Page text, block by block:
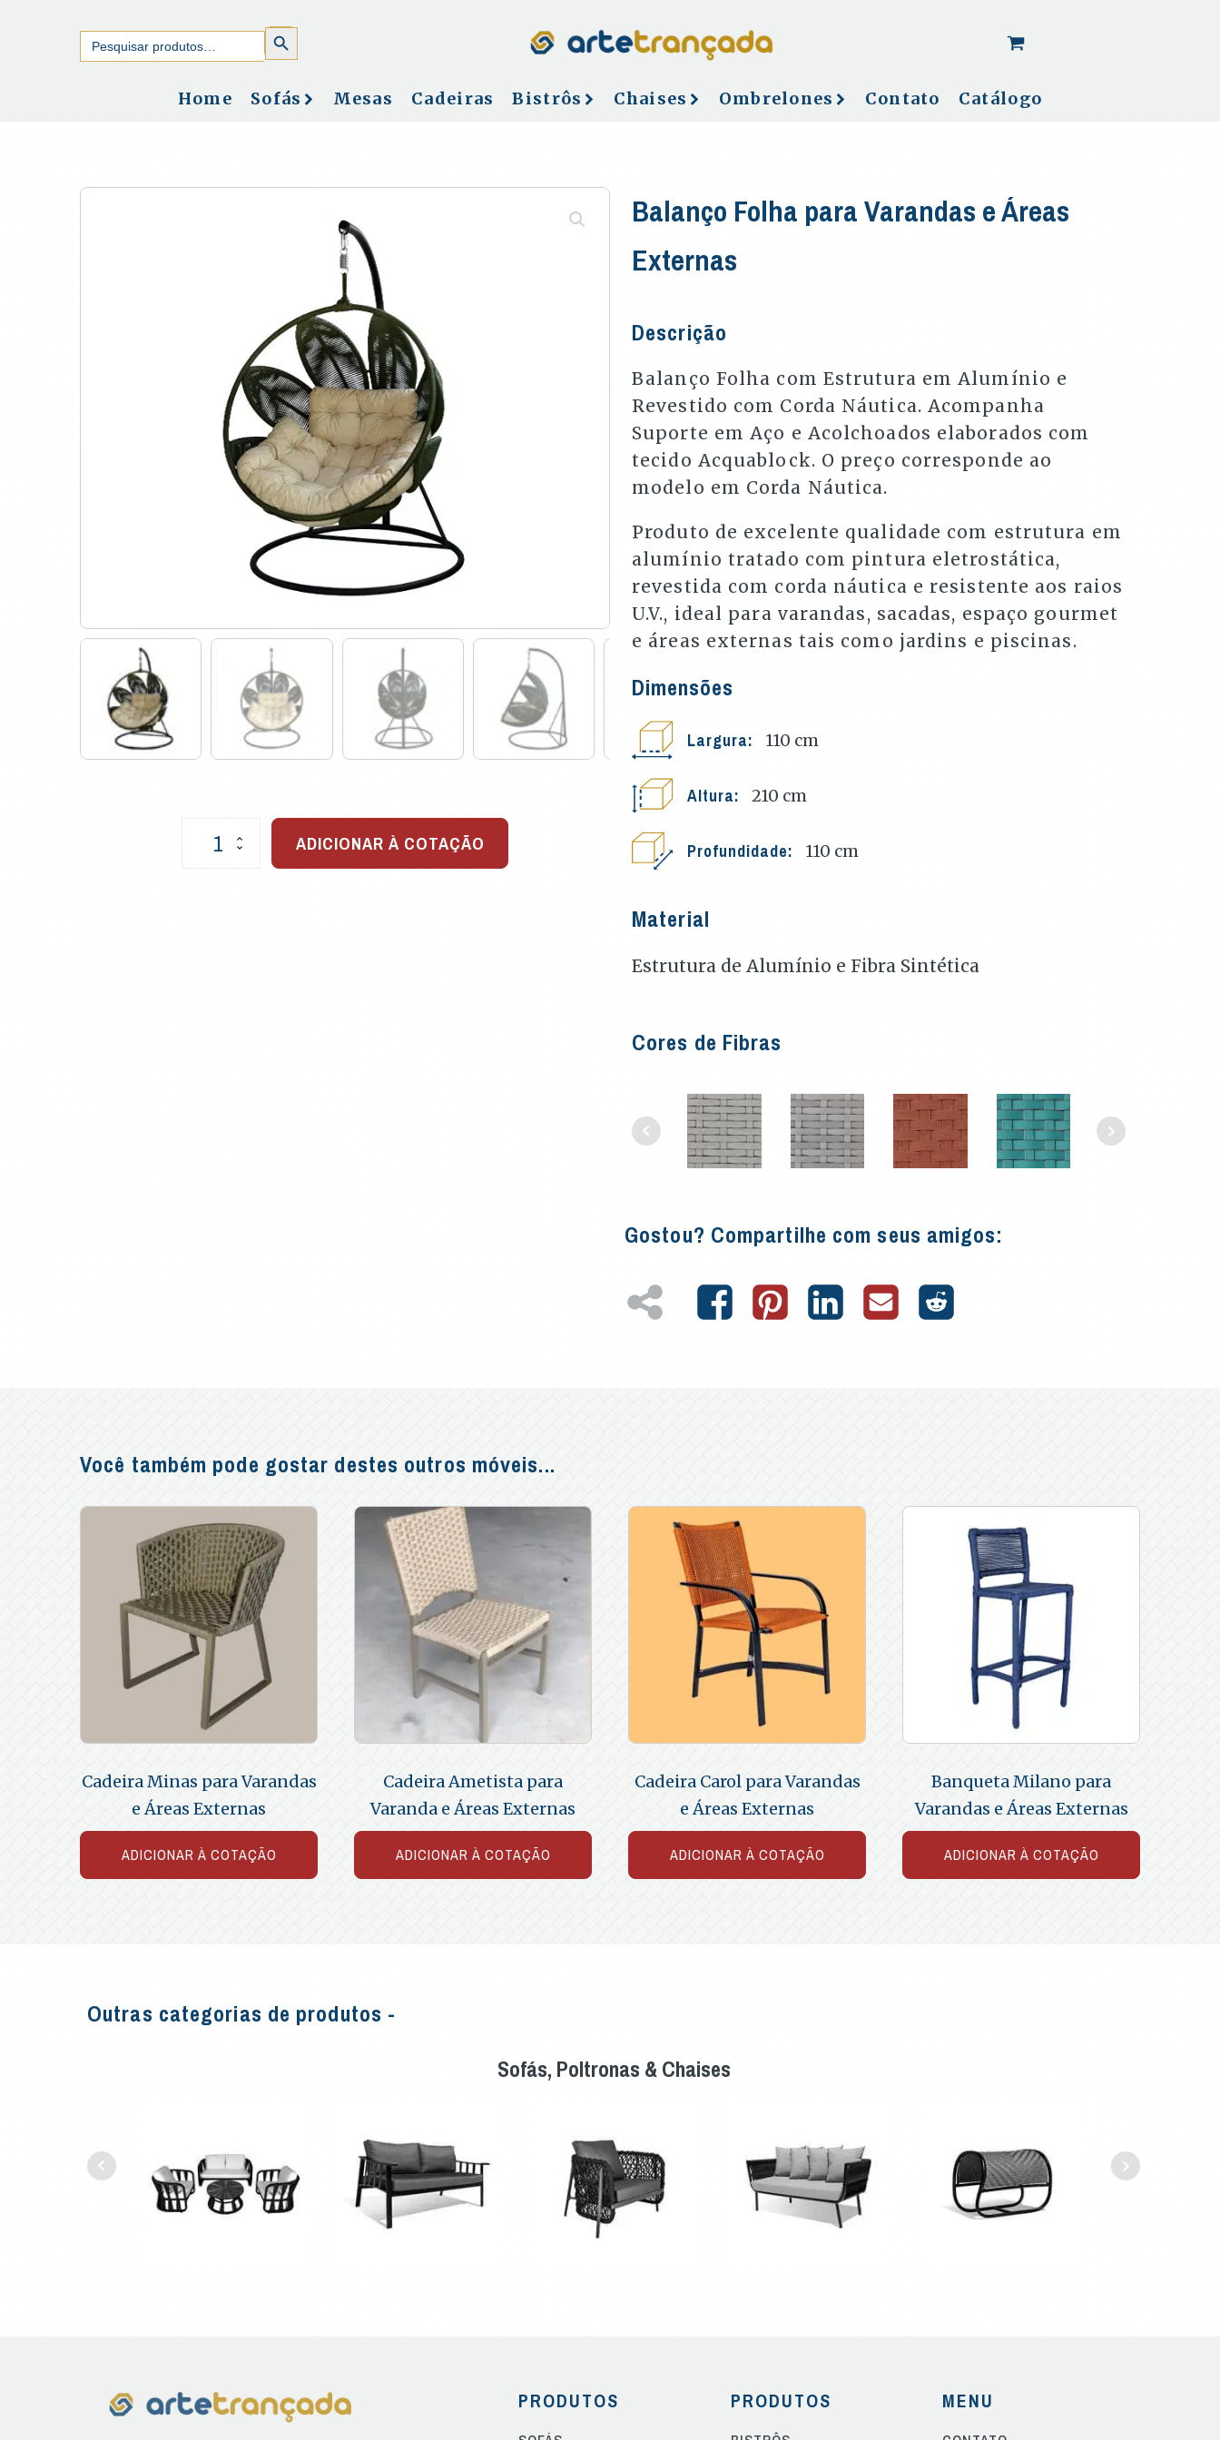
Search
for:
SEARCH
BUTTON
Home Sofás Mesas Cadeiras Bistrôs Chaises Ombrelones Contato Catálogo
Balanço
ADICIONAR À COTAÇÃO
Balanço Folha para Varandas e Áreas
Externas
Descrição
Balanço Folha com Estrutura em Alumínio e
Revestido com Corda Náutica. Acompanha
Suporte em Aço e Acolchoados elaborados com
tecido Acquablock. O preço corresponde ao
modelo em Corda Náutica.
Produto de excelente qualidade com estrutura em
alumínio tratado com pintura eletrostática,
revestida com corda náutica e resistente aos raios
U.V., ideal para varandas, sacadas, espaço gourmet
e áreas externas tais como jardins e piscinas.
Dimensões
Largura: 110 cm
Altura: 210 cm
Profundidade: 110 cm
Material
Estrutura de Alumínio e Fibra Sintética
Cores de Fibras
Gostou? Compartilhe com seus amigos:
Você também pode gostar destes outros móveis...
Cadeira Minas para Varandas
e Áreas Externas
ADICIONAR À COTAÇÃO
Cadeira Ametista para
Varanda e Áreas Externas
ADICIONAR À COTAÇÃO
Cadeira Carol para Varandas
e Áreas Externas
ADICIONAR À COTAÇÃO
Banqueta Milano para
Varandas e Áreas Externas
ADICIONAR À COTAÇÃO
Outras categorias de produtos -
Sofás, Poltronas & Chaises
PRODUTOS PRODUTOS MENU